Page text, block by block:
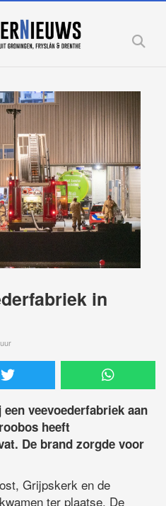
in
veevoederfabriek aan
heeft
De brand zorgde voor
Grijpskerk en de
ter plaatse. De